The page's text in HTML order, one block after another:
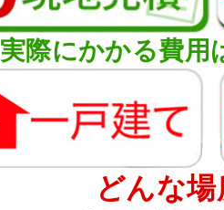
実際にかかる費用
どんな